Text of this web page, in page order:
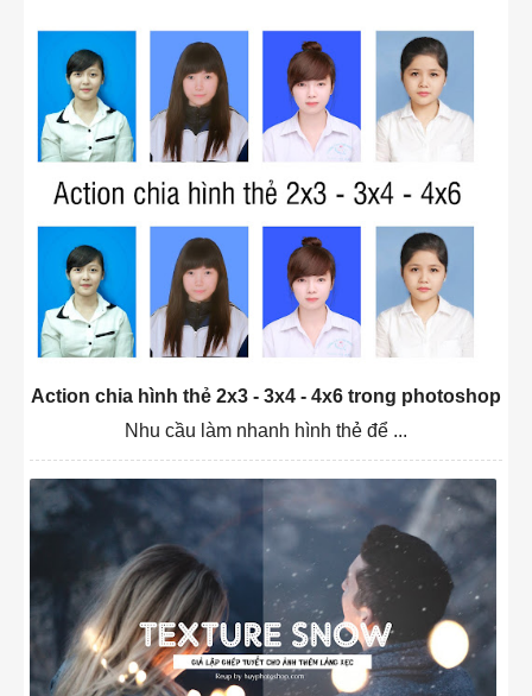
Action chia hình thẻ 2x3 - 3x4 - 4x6 trong photoshop
Nhu cầu làm nhanh hình thẻ để ...